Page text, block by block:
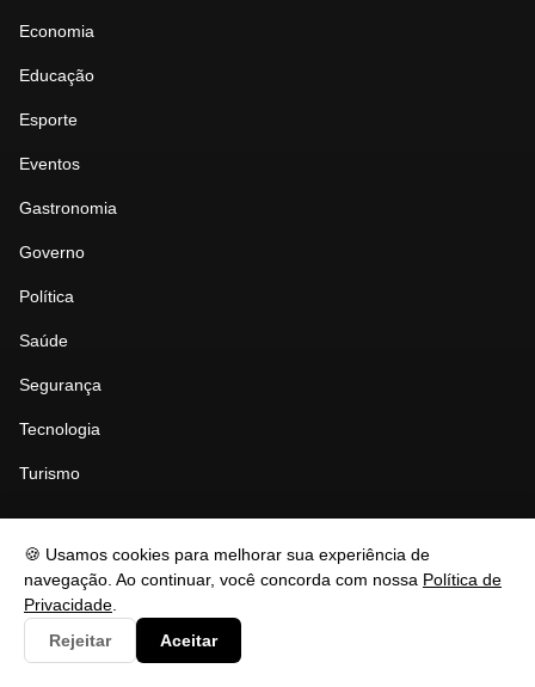
🍪 Usamos cookies para melhorar sua experiência de
navegação. Ao continuar, você concorda com nossa Política de
Privacidade
Rejeitar
Aceitar
Economia
Educação
Esporte
Eventos
Gastronomia
Governo
Política
Saúde
Segurança
Tecnologia
Turismo
LEGAL
Politica de Uso de IA